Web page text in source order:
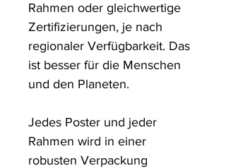
Rahmen oder gleichwertige
Zertifizierungen, je nach
regionaler Verfügbarkeit. Das
ist besser für die Menschen
und den Planeten.
Jedes Poster und jeder
Rahmen wird in einer
robusten Verpackung